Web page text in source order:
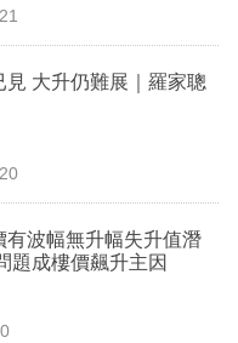
見 大升仍難展｜羅家聰
有波幅無升幅失升值潛
題成樓價飆升主因